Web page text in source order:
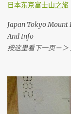
日本东京富士山之
Japan Tokyo Mount
按这里看下一页－＞